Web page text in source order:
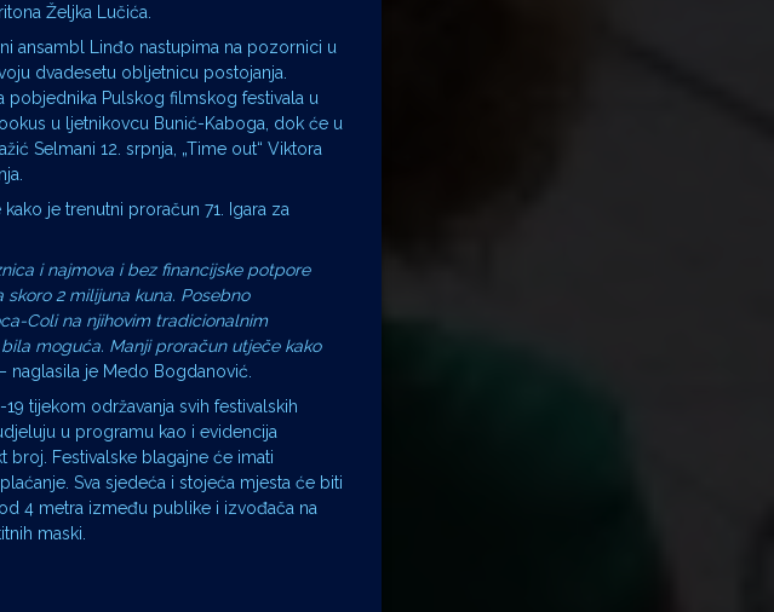
Željka Lučića.
ansambl Linđo nastupima na pozornici u
dvadesetu obljetnicu postojanja.
Pulskog filmskog festivala u
u ljetnikovcu Bunić-Kaboga, dok će u
Selmani 12. srpnja, „Time out“ Viktora
je trenutni proračun 71. Igara za
i najmova i bez financijske potpore
2 milijuna kuna. Posebno
Coli na njihovim tradicionalnim
moguća. Manji proračun utječe kako
naglasila je Medo Bogdanović.
tijekom održavanja svih festivalskih
u programu kao i evidencija
broj. Festivalske blagajne će imati
Sva sjedeća i stojeća mjesta će biti
4 metra između publike i izvođača na
maski.